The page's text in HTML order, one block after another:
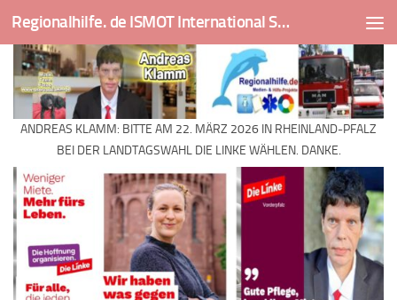
Skip to content Regionalhilfe. de ISMOT International Social And Medical Outreach Team
ANDREAS KLAMM: BITTE AM 22. MÄRZ 2026 IN RHEINLAND-PFALZ
BEI DER LANDTAGSWAHL DIE LINKE WÄHLEN. DANKE.